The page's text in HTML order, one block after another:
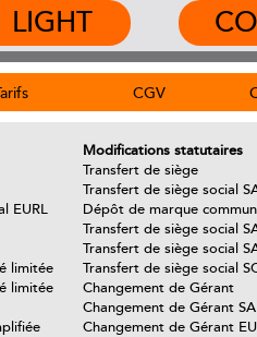
LIGHT
CGV
Modifications statutaires
Transfert de siège
Transfert de siège social
EURL
Dépôt de marque
Transfert de siège social
Transfert de siège social
limitée
Transfert de siège social
limitée
Changement de Gérant
Changement de Gérant
Changement de Gérant